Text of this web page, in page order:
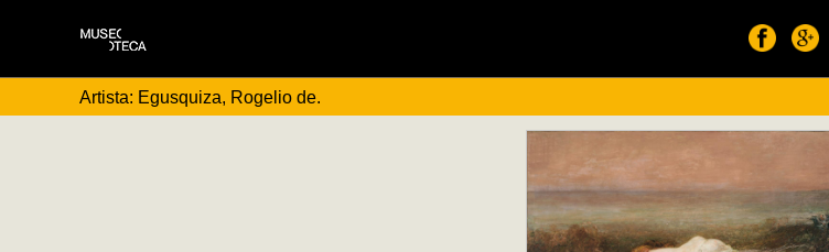
Artista: Egusquiza, Rogelio de.